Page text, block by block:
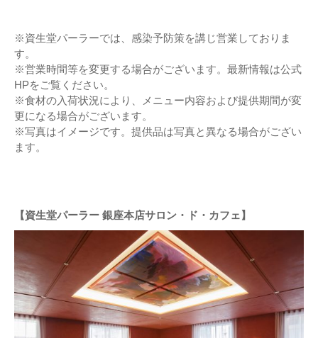
※資生堂パーラーでは、感染予防策を講じ営業しておりま
す。
※営業時間等を変更する場合がございます。最新情報は公式
HPをご覧ください。
※食材の入荷状況により、メニュー内容および提供期間が変
更になる場合がございます。
※写真はイメージです。提供品は写真と異なる場合がござい
ます。
【資生堂パーラー 銀座本店サロン・ド・カフェ】